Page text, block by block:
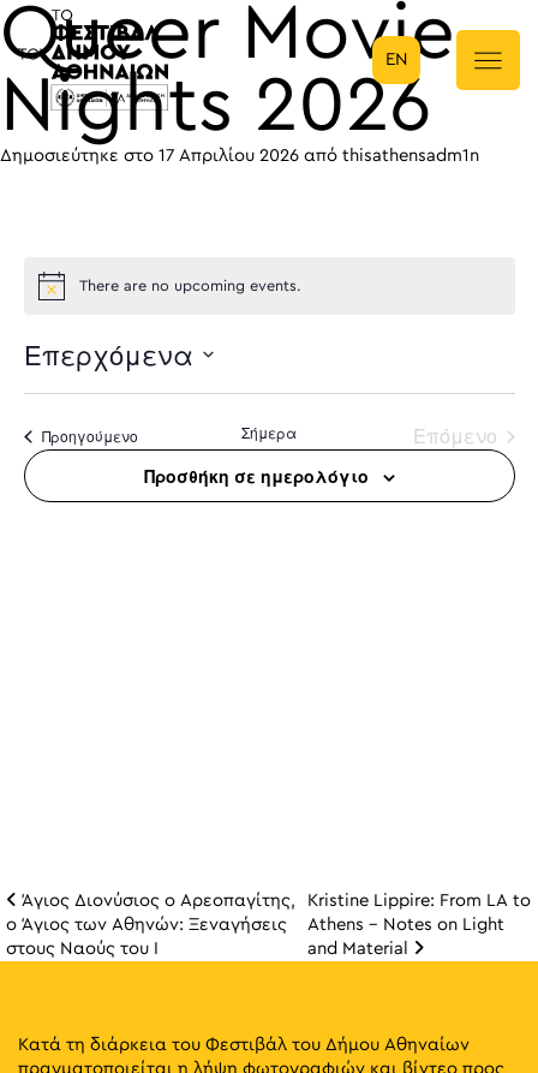
Κύρια πλοήγηση
EN
Queer Movie
Nights 2026
Δημοσιεύτηκε στο 17 Απριλίου 2026 από thisathensadm1n
There are no upcoming events.
Επερχόμενα
Προηγούμενο Σήμερα Επόμενο
Προσθήκη σε ημερολόγιο
Πλοήγηση
Άγιος Διονύσιος ο Αρεοπαγίτης,
ο Άγιος των Αθηνών: Ξεναγήσεις
στους Ναούς του Ι
Kristine Lippire: From LA to
Athens – Notes on Light
and Material
Κατά τη διάρκεια του Φεστιβάλ του Δήμου Αθηναίων
πραγματοποιείται η λήψη φωτογραφιών και βίντεο προς